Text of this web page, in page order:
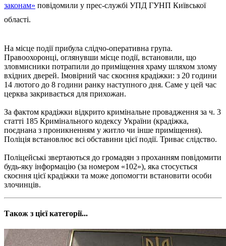
законам» повідомили у прес-службі УПД ГУНП Київської
області.
На місце події прибула слідчо-оперативна група.
Правоохоронці, оглянувши місце події, встановили, що
зловмисники потрапили до приміщення храму шляхом злому
вхідних дверей. Імовірний час скоєння крадіжки: з 20 години
14 лютого до 8 години ранку наступного дня. Саме у цей час
церква закривається для прихожан.
За фактом крадіжки відкрито кримінальне провадження за ч. 3
статті 185 Кримінального кодексу України (крадіжка,
поєднана з проникненням у житло чи інше приміщення).
Поліція встановлює всі обставини цієї події. Триває слідство.
Поліцейські звертаються до громадян з проханням повідомити
будь-яку інформацію (за номером «102»), яка стосується
скоєння цієї крадіжки та може допомогти встановити особи
злочинців.
Також з цієї категорії...